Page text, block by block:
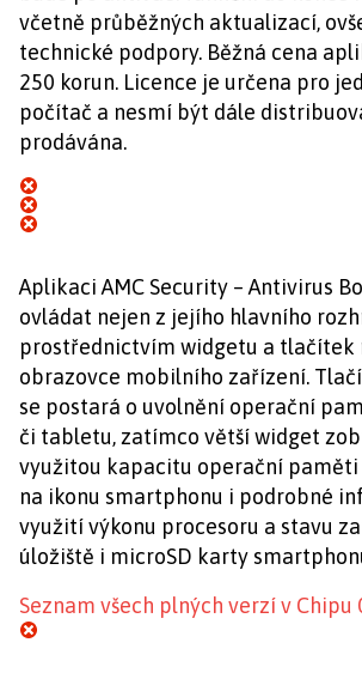
včetně průběžných aktualizací,
technické podpory. Běžná cena
250 korun. Licence je určena pro
počítač a nesmí být dále
prodávána.
Aplikaci AMC Security – Antivirus
ovládat nejen z jejího hlavního
prostřednictvím widgetu a tlačítek
obrazovce mobilního zařízení.
se postará o uvolnění operační
či tabletu, zatímco větší widget
využitou kapacitu operační
na ikonu smartphonu i podrobné
využití výkonu procesoru a stavu
úložiště i microSD karty
Seznam všech plných verzí v Chipu